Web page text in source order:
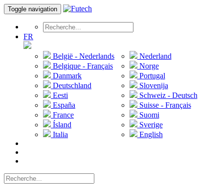
Toggle navigation
FR
België - Nederlands
Belgique - Français
Danmark
Deutschland
Eesti
España
France
Ísland
Italia
Nederland
Norge
Portugal
Slovenija
Schweiz - Deutsch
Suisse - Français
Suomi
Sverige
English